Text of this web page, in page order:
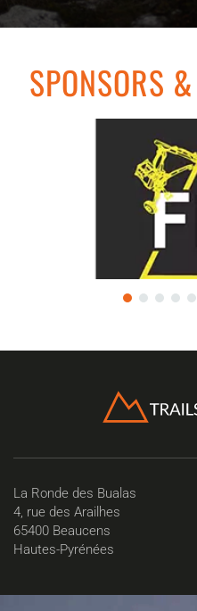
SPONSORS
La Ronde des Bualas
4, rue des Arailhes
65400 Beaucens
Hautes-Pyrénées